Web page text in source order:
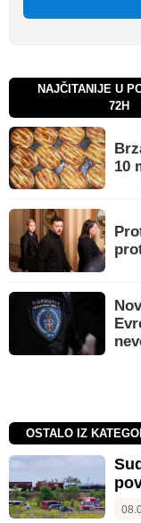
NAJČITANIJE U
72H
10
OSTALO IZ